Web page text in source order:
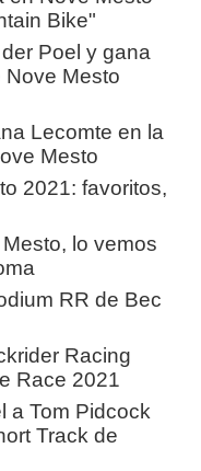
Bike"
Poel y gana
Nove Mesto
Lecomte en la
Mesto
2021: favoritos,
lo vemos
RR de Bec
Racing
Race 2021
a Tom Pidcock
Track de